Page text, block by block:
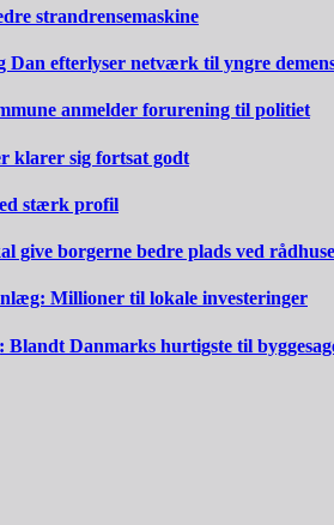
strandrensemaskine
Dan efterlyser netværk til yngre
anmelder forurening til politiet
klarer sig fortsat godt
stærk profil
give borgerne bedre plads ved
Millioner til lokale investeringer
Danmarks hurtigste til